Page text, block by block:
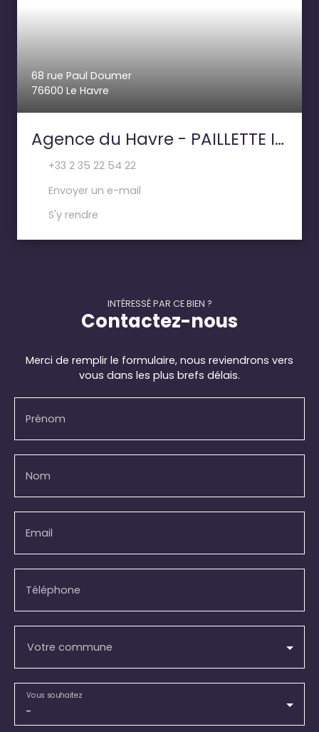
68 rue Paul Doumer
76600 Le Havre
Agence du Havre - PAILLETTE IMMOBILIER
+33 2 35 22 54 22
Envoyer un e-mail
S'y rendre
INTÉRESSÉ PAR CE BIEN ?
Contactez-nous
Merci de remplir le formulaire, nous reviendrons vers
vous dans les plus brefs délais.
Prénom
Nom
Email
Téléphone
Votre commune
-
Vous souhaitez